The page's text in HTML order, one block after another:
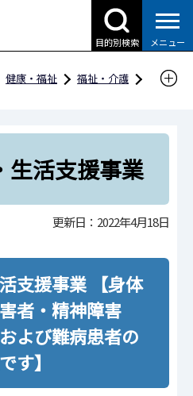
目的別検索 メニュー
健康・福祉
福祉・介護
支援事業
生活支援事業
更新日：2022年4月18日
支援事業 【身体
者・精神障害
よび難病患者の
す】